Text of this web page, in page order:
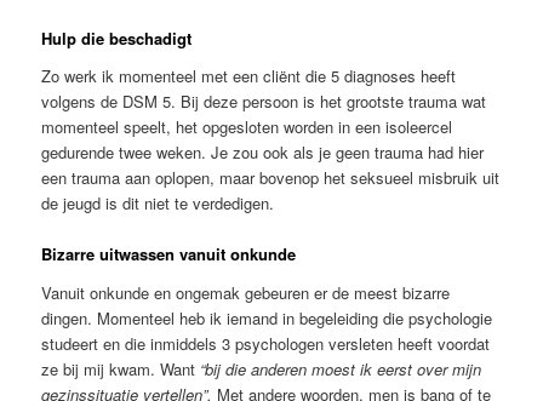
Hulp die beschadigt
Zo werk ik momenteel met een cliënt die 5 diagnoses heeft
volgens de DSM 5. Bij deze persoon is het grootste trauma wat
momenteel speelt, het opgesloten worden in een isoleercel
gedurende twee weken. Je zou ook als je geen trauma had hier
een trauma aan oplopen, maar bovenop het seksueel misbruik uit
de jeugd is dit niet te verdedigen.
Bizarre uitwassen vanuit onkunde
Vanuit onkunde en ongemak gebeuren er de meest bizarre
dingen. Momenteel heb ik iemand in begeleiding die psychologie
studeert en die inmiddels 3 psychologen versleten heeft voordat
ze bij mij kwam. Want “bij die anderen moest ik eerst over mijn
gezinssituatie vertellen”. Met andere woorden, men is bang of te